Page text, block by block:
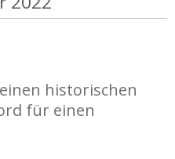
historischen
für einen